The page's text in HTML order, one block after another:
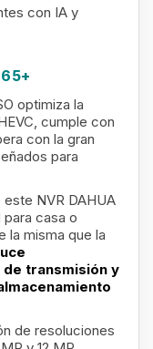
con IA y
optimiza la
cumple con
con la gran
para
NVR DAHUA
casa o
la misma que la
de transmisión y
de resoluciones